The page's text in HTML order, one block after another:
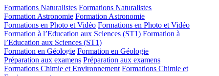
Formations Naturalistes Formations Naturalistes
Formation Astronomie Formation Astronomie
Formations en Photo et Vidéo Formations en Photo et Vidéo
Formation à l’Education aux Sciences (ST1) Formation à
l’Education aux Sciences (ST1)
Formation en Géologie Formation en Géologie
Préparation aux examens Préparation aux examens
Formations Chimie et Environnement Formations Chimie et